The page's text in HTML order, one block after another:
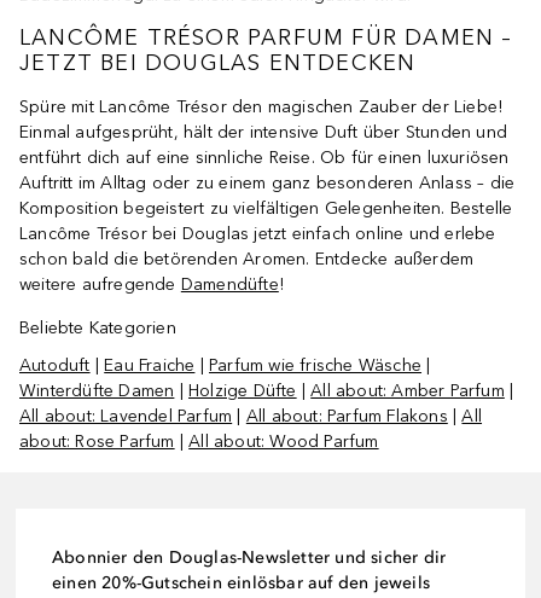
LANCÔME TRÉSOR PARFUM FÜR DAMEN –
JETZT BEI DOUGLAS ENTDECKEN
Spüre mit Lancôme Trésor den magischen Zauber der Liebe!
Einmal aufgesprüht, hält der intensive Duft über Stunden und
entführt dich auf eine sinnliche Reise. Ob für einen luxuriösen
Auftritt im Alltag oder zu einem ganz besonderen Anlass – die
Komposition begeistert zu vielfältigen Gelegenheiten. Bestelle
Lancôme Trésor bei Douglas jetzt einfach online und erlebe
schon bald die betörenden Aromen. Entdecke außerdem
weitere aufregende Damendüfte!
Beliebte Kategorien
Autoduft |Eau Fraiche |Parfum wie frische Wäsche
Winterdüfte Damen |Holzige Düfte |All about: Amber Parfum
All about: Lavendel Parfum
All about: Parfum Flakons |All
about: Rose Parfum |All about: Wood Parfum
Abonnier den Douglas-Newsletter und sicher dir
einen 20%-Gutschein einlösbar auf den jeweils